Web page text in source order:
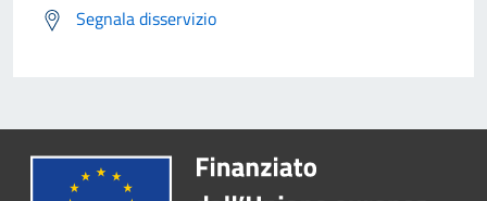
Segnala disservizio